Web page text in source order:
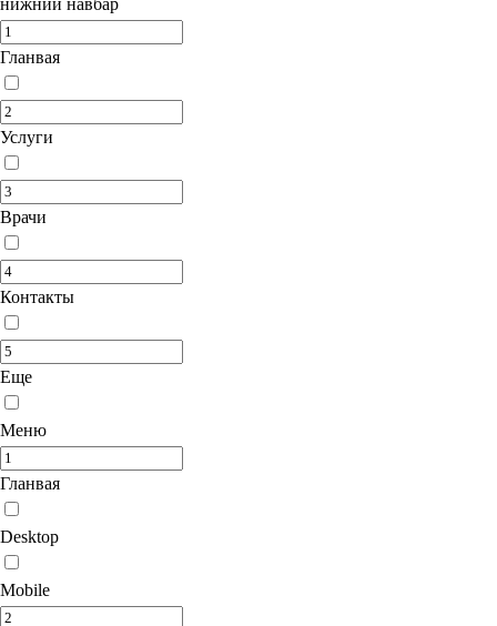
нижний навбар
Гланвая
Услуги
Врачи
Контакты
Еще
Меню
Гланвая
Desktop
Mobile